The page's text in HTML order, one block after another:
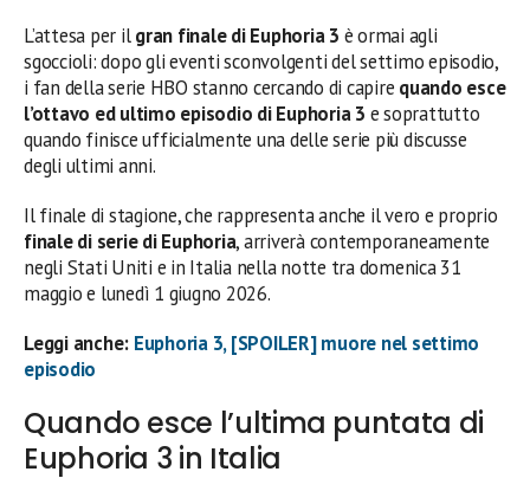
L’attesa per ilgran finale di Euphoria 3 è ormai agli
sgoccioli: dopo gli eventi sconvolgenti del settimo episodio,
i fan della serie HBO stanno cercando di capire quando esce
l’ottavo ed ultimo episodio di Euphoria 3 e soprattutto
quando finisce ufficialmente una delle serie più discusse
degli ultimi anni.
Il finale di stagione, che rappresenta anche il vero e proprio
finale di serie di Euphoria, arriverà contemporaneamente
negli Stati Uniti e in Italia nella notte tra domenica 31
maggio e lunedì 1 giugno 2026.
Leggi anche: Euphoria 3, [SPOILER] muore nel settimo
episodio
Quando esce l’ultima puntata di
Euphoria 3 in Italia